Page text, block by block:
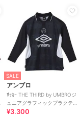
SALE
アンブロ
ｻｯｶｰ THE THIRD by UMBROジ
ュニアグラフィックプラクテ
ィスシャツ
¥3,300